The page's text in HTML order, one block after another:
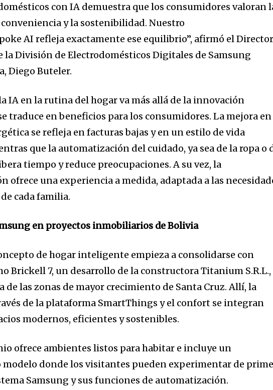
of
and be part
enter your email address on our website or click
con IA demuestra que los consumidores valoran
y la sostenibilidad. Nuestro
AI refleja exactamente ese equilibrio”, afirmó el
la División de Electrodomésticos Digitales de Samsung
Diego Buteler.
IA en la rutina del hogar va más allá de la innovación
traduce en beneficios para los consumidores. La mejora
se refleja en facturas bajas y en un estilo de vida
que la automatización del cuidado, ya sea de la ropa o
tiempo y reduce preocupaciones. A su vez, la
ofrece una experiencia a medida, adaptada a las
cada familia.
en proyectos inmobiliarios de Bolivia
de hogar inteligente empieza a consolidarse con
Brickell 7, un desarrollo de la constructora Titanium S.R.L.,
de las zonas de mayor crecimiento de Santa Cruz. Allí, la
de la plataforma SmartThings y el confort se integran
modernos, eficientes y sostenibles.
ofrece ambientes listos para habitar e incluye un
donde los visitantes pueden experimentar de
Samsung y sus funciones de automatización.